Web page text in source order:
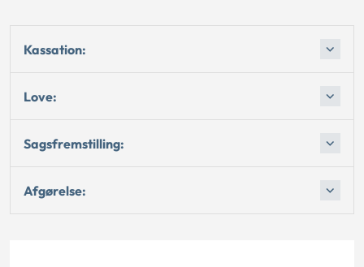
Kassation:
Love:
Sagsfremstilling:
Afgørelse: